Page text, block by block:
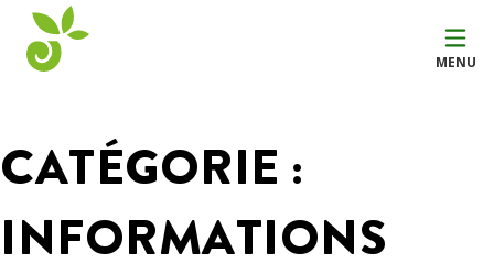
MENU
CATÉGORIE :
INFORMATIONS